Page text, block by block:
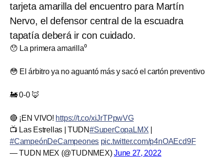
tarjeta amarilla del encuentro para Martín
Nervo, el defensor central de la escuadra
tapatía deberá ir con cuidado.
😯 La primera amarilla⁰
😳 El árbitro ya no aguantó más y sacó el cartón preventivo
🚂 0-0 🦊
🔴 ¡EN VIVO! https://t.co/xiJrTPpwVG
📺 Las Estrellas | TUDN#SuperCopaLMX
#CampeónDeCampeones pic.twitter.com/p4nOAEcd9F
— TUDN MEX (@TUDNMEX)June 27, 2022